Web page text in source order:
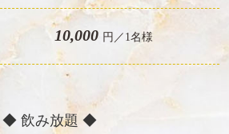
10,000 円／1名様
◆ 飲み放題 ◆